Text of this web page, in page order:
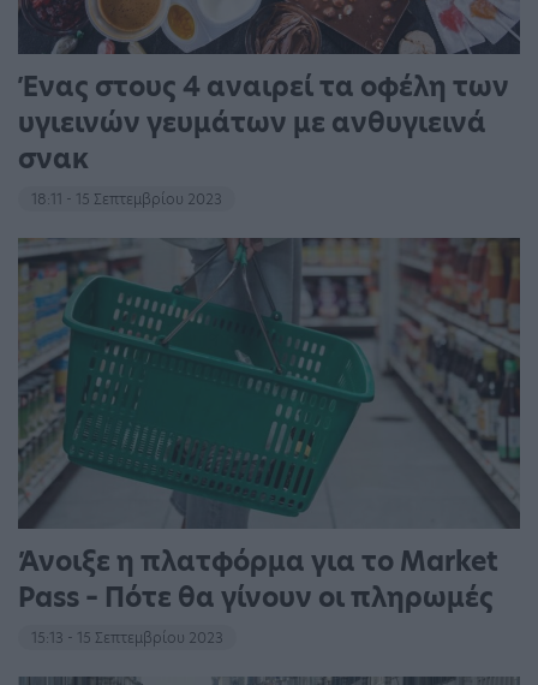
Ένας στους 4 αναιρεί τα οφέλη των
υγιεινών γευμάτων με ανθυγιεινά
σνακ
18:11 - 15 Σεπτεμβρίου 2023
Άνοιξε η πλατφόρμα για το Market
Pass – Πότε θα γίνουν οι πληρωμές
15:13 - 15 Σεπτεμβρίου 2023